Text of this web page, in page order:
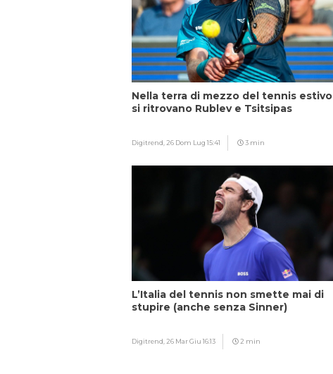
Nella terra di mezzo del tennis estivo
si ritrovano Rublev e Tsitsipas
Digitrend, 26 Dom Lug 15:41 3 min
L’Italia del tennis non smette mai di
stupire (anche senza Sinner)
Digitrend, 26 Mar Giu 16:13 2 min